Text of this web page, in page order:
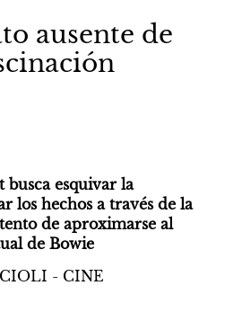
ausente de
busca esquivar la
los hechos a través de la
de aproximarse al
de Bowie
- CINE